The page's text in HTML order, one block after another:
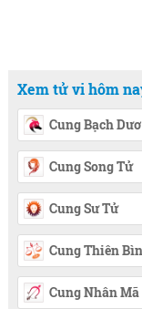
Xem tử vi hôm
Cung Bạch
Cung Song Tử
Cung Sư Tử
Cung Thiên
Cung Nhân Mã